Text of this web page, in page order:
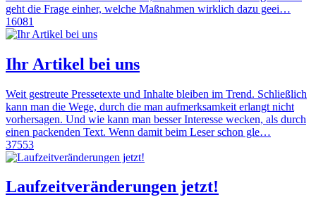
geht die Frage einher, welche Maßnahmen wirklich dazu geei…
16081
Ihr Artikel bei uns
Weit gestreute Pressetexte und Inhalte bleiben im Trend. Schließlich
kann man die Wege, durch die man aufmerksamkeit erlangt nicht
vorhersagen. Und wie kann man besser Interesse wecken, als durch
einen packenden Text. Wenn damit beim Leser schon gle…
37553
Laufzeitveränderungen jetzt!